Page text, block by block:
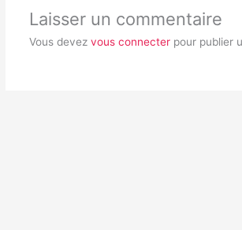
Laisser un commentaire
Vous devez vous connecterpour publier